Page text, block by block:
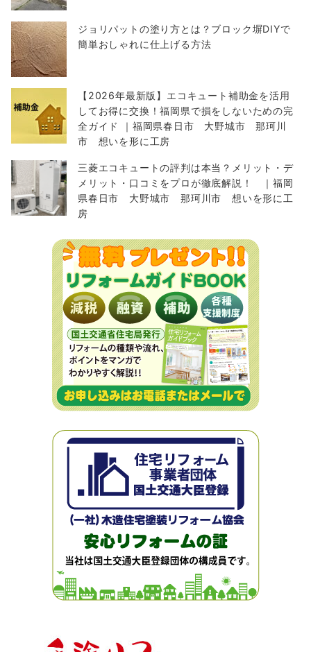
ジョリパットの塗り方とは？ブロック塀DIYで
簡単おしゃれに仕上げる方法
【2026年最新版】エコキュート補助金を活用
してお得に交換！福岡県で損をしないための完
全ガイド ｜福岡県春日市 大野城市 那珂川
市 想いを形に工房
三菱エコキュートの評判は本当？メリット・デ
メリット・口コミをプロが徹底解説！ ｜福岡
県春日市 大野城市 那珂川市 想いを形に工
房